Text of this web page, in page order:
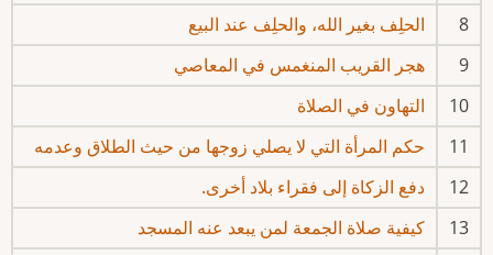
8
الحلِف بغير الله، والحلِف عند البيع
9
هجر القريب المنغمس في المعاصي
10
التهاون في الصلاة
11
حكم المرأة التي لا يصلي زوجها من حيث الطلاق وعدمه
12
دفع الزكاة إلى فقراء بلاد أخرى.
13
كيفية صلاة الجمعة لمن يبعد عنه المسجد